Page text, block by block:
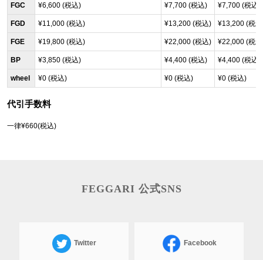
FGC ¥6,600 (税込) ¥7,700 (税込) ¥7,700 (税込)
FGD ¥11,000 (税込) ¥13,200 (税込) ¥13,200 (税
FGE ¥19,800 (税込) ¥22,000 (税込) ¥22,000 (税
BP ¥3,850 (税込) ¥4,400 (税込) ¥4,400 (税込)
wheel ¥0 (税込) ¥0 (税込) ¥0 (税込)
代引手数料
一律¥660(税込)
FEGGARI 公式SNS
Twitter Facebook